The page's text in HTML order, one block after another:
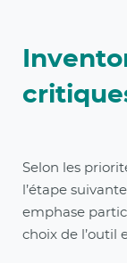
Selon les
l’étape
emphase
choix de l’outil